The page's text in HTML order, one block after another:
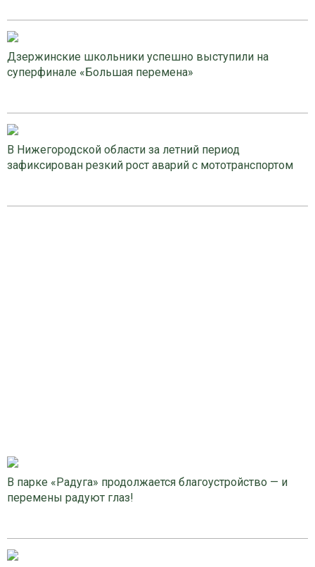
Дзержинские школьники успешно выступили на
суперфинале «Большая перемена»
В Нижегородской области за летний период
зафиксирован резкий рост аварий с мототранспортом
В парке «Радуга» продолжается благоустройство — и
перемены радуют глаз!